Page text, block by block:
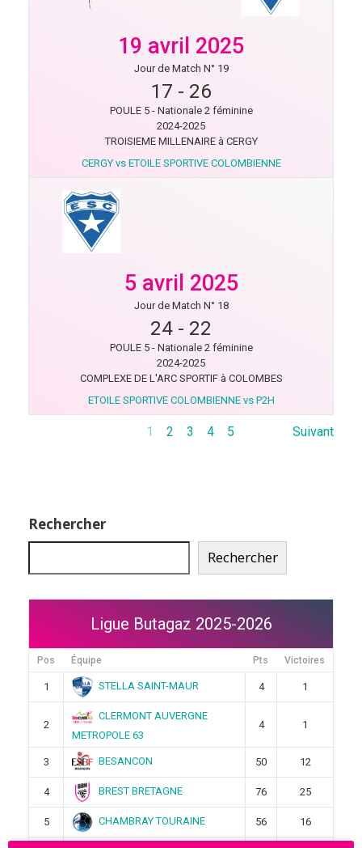
19 avril 2025
Jour de Match N° 19
17 - 26
POULE 5 - Nationale 2 féminine
2024-2025
TROISIEME MILLENAIRE à CERGY
CERGY vs ETOILE SPORTIVE COLOMBIENNE
5 avril 2025
Jour de Match N° 18
24 - 22
POULE 5 - Nationale 2 féminine
2024-2025
COMPLEXE DE L'ARC SPORTIF à COLOMBES
ETOILE SPORTIVE COLOMBIENNE vs P2H
1 2 3 4 5 Suivant
Rechercher
Rechercher
Ligue Butagaz 2025-2026
Pos Équipe Pts Victoires
1 STELLA SAINT-MAUR 4 1
2
CLERMONT AUVERGNE
METROPOLE 63
4 1
3 BESANCON 50 12
4 BREST BRETAGNE 76 25
5 CHAMBRAY TOURAINE 56 16